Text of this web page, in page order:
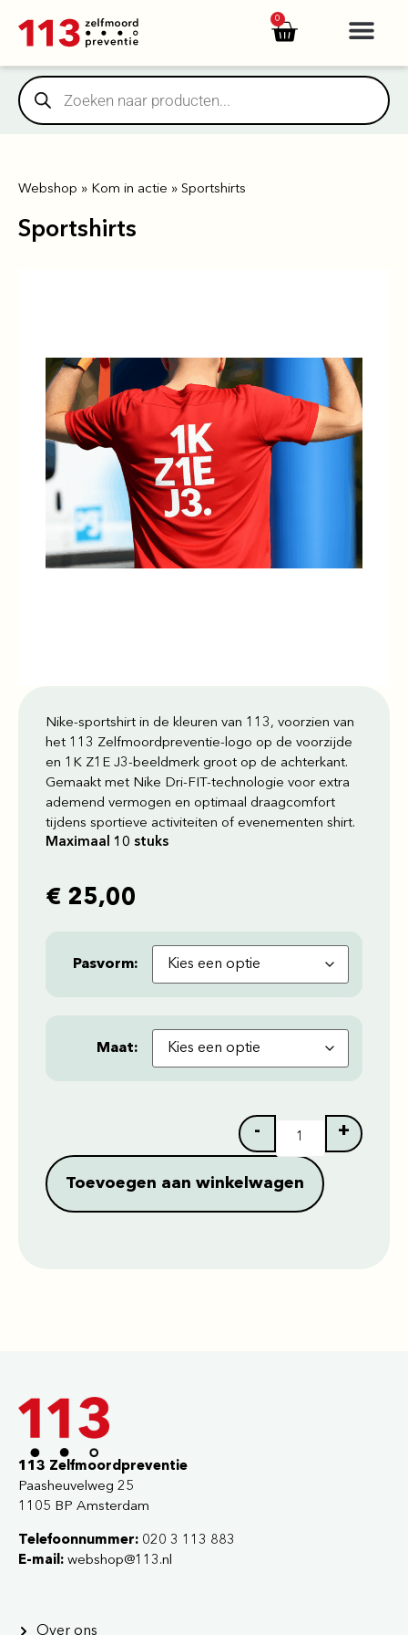
0
Webshop » Kom in actie » Sportshirts
Sportshirts
Nike-sportshirt in de kleuren van 113, voorzien van
het 113 Zelfmoordpreventie-logo op de voorzijde
en 1K Z1E J3-beeldmerk groot op de achterkant.
Gemaakt met Nike Dri-FIT-technologie voor extra
ademend vermogen en optimaal draagcomfort
tijdens sportieve activiteiten of evenementen shirt.
Maximaal 10 stuks
€ 25,00
Pasvorm
Maat
- +
Toevoegen aan winkelwagen
113 Zelfmoordpreventie
Paasheuvelweg 25
1105 BP Amsterdam
Telefoonnummer: 020 3 113 883
E-mail: webshop@113.nl
Over ons